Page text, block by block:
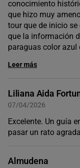
conocimiento
que hizo muy
tour que de inicio
que la información
paraguas color azul
Leer más
Liliana Aida
07/04/2026
Excelente. Un guía
pasar un rato
Almudena